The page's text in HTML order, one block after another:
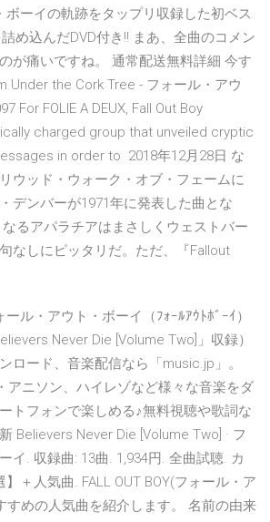
ボーイの軌跡をタップリ収録した初ベス
め込んだDVD付き!! まあ、全曲のコメン
が痛いですね。 通常配送無料詳細 今す
Under the Cork Tree - フォール・アウ
For FOLIE A DEUX, Fall Out Boy
charged group that unveiled cryptic
in order to 2018年12月28日 な
ウッド・ウォーク・オブ・フェームに
デンバーが1971年に発表した曲とな
るアパラチアはまさしくウェストバー
なしにピッタリだ。ただ、『Fallout
ル・アウト・ボーイ（ﾌｫｰﾙｱｳﾄﾎﾞｰｲ）
Never Die [Volume Two]」収録）
ロード、音楽配信なら「music.jp」。
アニソン、ハイレゾなど様々な音楽をダ
トフォンで楽しめる♪無料視聴や歌詞な
Believers Never Die [Volume Two] · フ
イ. 収録曲: 13曲. 1,934円. 全曲試聴. カ
＋人気曲. FALL OUT BOY(フォール・ア
すめの人気曲を紹介します。 名前の由来